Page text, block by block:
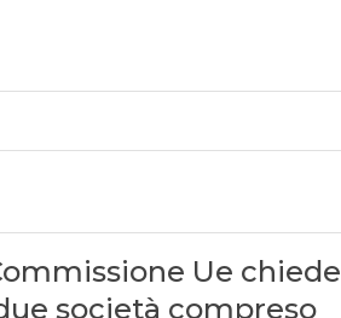
Ue chiede
società compreso